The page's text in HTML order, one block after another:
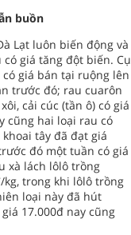
buồn
Lạt luôn biến động và
giá tăng đột biến. Cụ
giá bán tại ruộng lên
trước đó; rau cuarôn
cải cúc (tần ô) có giá
cũng hai loại rau có
tây đã đạt giá
đó một tuần có giá
xà lách lôlô trồng
trong khi lôlô trồng
loại này đã hút
17.000đ nay cũng